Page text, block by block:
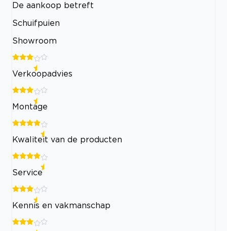
De aankoop betreft
Schuifpuien
Showroom
Verkoopadvies
Montage
Kwaliteit van de producten
Service
Kennis en vakmanschap